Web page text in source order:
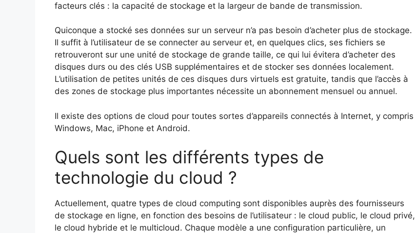
facteurs clés : la capacité de stockage et la largeur de bande de transmission.
Quiconque a stocké ses données sur un serveur n’a pas besoin d’acheter plus de stockage.
Il suffit à l’utilisateur de se connecter au serveur et, en quelques clics, ses fichiers se
retrouveront sur une unité de stockage de grande taille, ce qui lui évitera d’acheter des
disques durs ou des clés USB supplémentaires et de stocker ses données localement.
L’utilisation de petites unités de ces disques durs virtuels est gratuite, tandis que l’accès à
des zones de stockage plus importantes nécessite un abonnement mensuel ou annuel.
Il existe des options de cloud pour toutes sortes d’appareils connectés à Internet, y compris
Windows, Mac, iPhone et Android.
Quels sont les différents types de
technologie du cloud ?
Actuellement, quatre types de cloud computing sont disponibles auprès des fournisseurs
de stockage en ligne, en fonction des besoins de l’utilisateur : le cloud public, le cloud privé,
le cloud hybride et le multicloud. Chaque modèle a une configuration particulière, un